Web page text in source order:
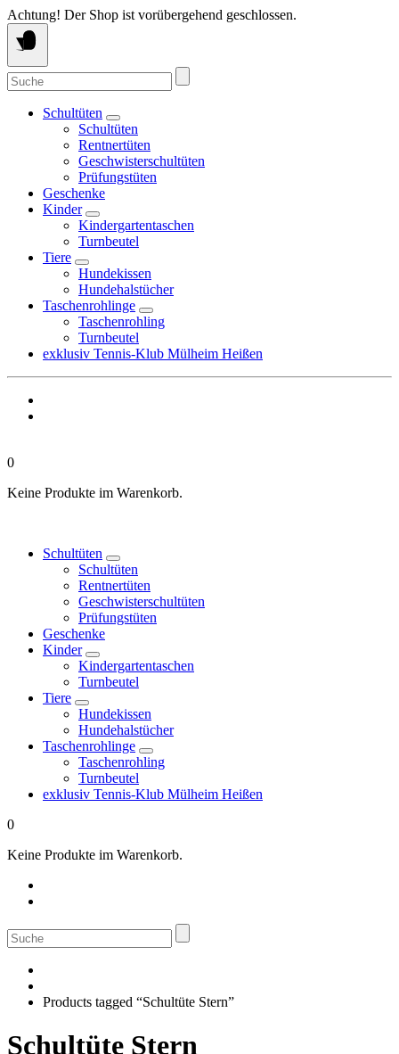
Springe
zum
Inhalt
Achtung! Der Shop ist vorübergehend geschlossen.
Suche
nach:
Schultüten
Schultüten
Rentnertüten
Geschwisterschultüten
Prüfungstüten
Geschenke
Kinder
Kindergartentaschen
Turnbeutel
Tiere
Hundekissen
Hundehalstücher
Taschenrohlinge
Taschenrohling
Turnbeutel
exklusiv Tennis-Klub Mülheim Heißen
0
Keine Produkte im Warenkorb.
Schultüten
Schultüten
Rentnertüten
Geschwisterschultüten
Prüfungstüten
Geschenke
Kinder
Kindergartentaschen
Turnbeutel
Tiere
Hundekissen
Hundehalstücher
Taschenrohlinge
Taschenrohling
Turnbeutel
exklusiv Tennis-Klub Mülheim Heißen
0
Keine Produkte im Warenkorb.
Suche
nach:
Products tagged “Schultüte Stern”
Schultüte Stern